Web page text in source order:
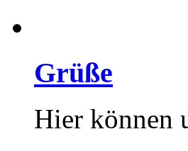
Grüße
Hier können